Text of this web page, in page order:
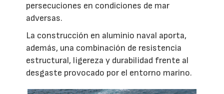
persecuciones en condiciones de mar
adversas.
La construcción en aluminio naval aporta,
además, una combinación de resistencia
estructural, ligereza y durabilidad frente al
desgaste provocado por el entorno marino.